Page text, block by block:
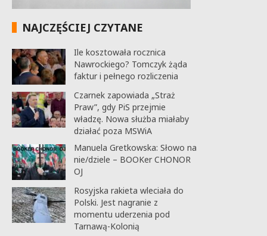
NAJCZĘŚCIEJ CZYTANE
Ile kosztowała rocznica
Nawrockiego? Tomczyk żąda
faktur i pełnego rozliczenia
Czarnek zapowiada „Straż
Praw”, gdy PiS przejmie
władzę. Nowa służba miałaby
działać poza MSWiA
Manuela Gretkowska: Słowo na
nie/dziele – BOOKer CHONOR
OJ
Rosyjska rakieta wleciała do
Polski. Jest nagranie z
momentu uderzenia pod
Tarnawą-Kolonią